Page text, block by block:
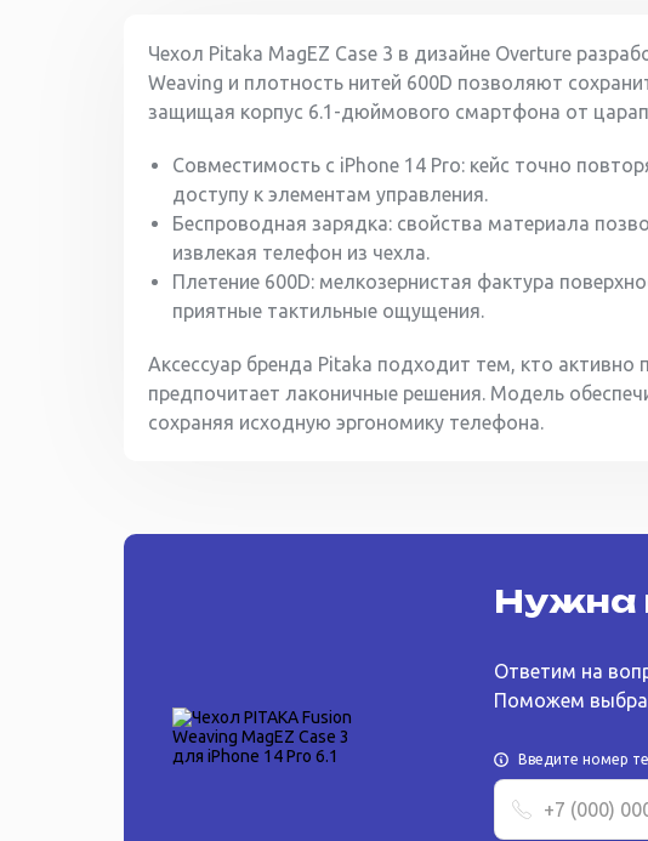
Чехол Pitaka MagEZ Case 3 в дизайне Overture
Weaving и плотность нитей 600D позволяют
защищая корпус 6.1-дюймового смартфона от
Совместимость с iPhone 14 Pro: кейс точно
доступу к элементам управления.
Беспроводная зарядка: свойства материала
извлекая телефон из чехла.
Плетение 600D: мелкозернистая фактура
приятные тактильные ощущения.
Аксессуар бренда Pitaka подходит тем, кто
предпочитает лаконичные решения. Модель
сохраняя исходную эргономику телефона.
Нужна
Ответим на
Поможем
Введите номер